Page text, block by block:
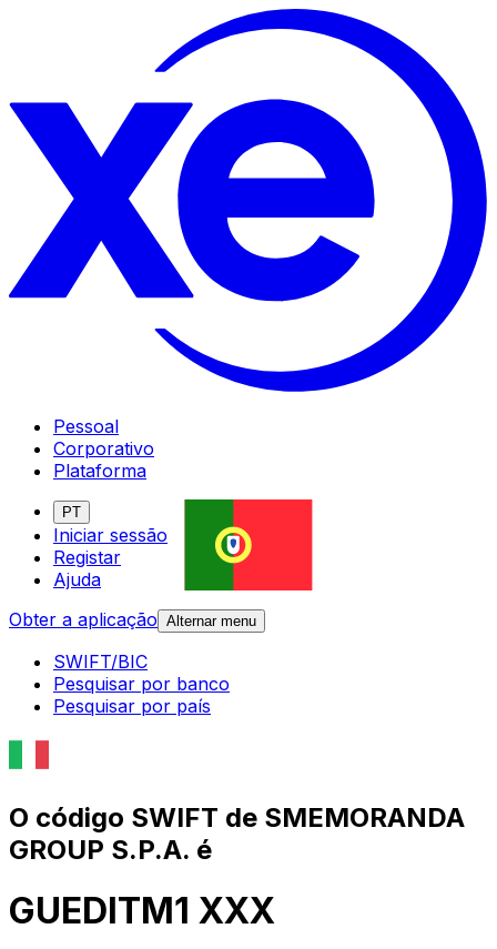
Pessoal
Corporativo
Plataforma
PT
Iniciar sessão
Registar
Ajuda
Obter a aplicação Alternar menu
SWIFT/BIC
Pesquisar por banco
Pesquisar por país
O código SWIFT de SMEMORANDA
GROUP S.P.A. é
GUEDITM1 XXX